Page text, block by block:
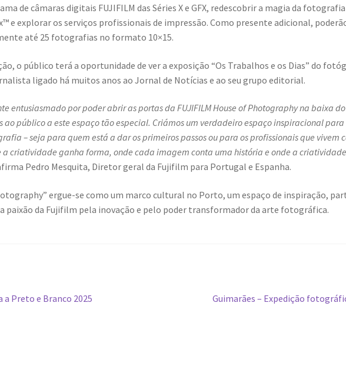
de câmaras digitais FUJIFILM das Séries X e GFX, redescobrir a magia da fotografia
e explorar os serviços profissionais de impressão. Como presente adicional,
até 25 fotografias no formato 10×15.
o público terá a oportunidade de ver a exposição “Os Trabalhos e os Dias” do
ligado há muitos anos ao Jornal de Notícias e ao seu grupo editorial.
entusiasmado por poder abrir as portas da FUJIFILM House of Photography na baixa do
ao público a este espaço tão especial. Criámos um verdadeiro espaço inspiracional para
– seja para quem está a dar os primeiros passos ou para os profissionais que vivem
a criatividade ganha forma, onde cada imagem conta uma história e onde a
Pedro Mesquita, Diretor geral da Fujifilm para Portugal e Espanha.
ergue-se como um marco cultural no Porto, um espaço de inspiração,
paixão da Fujifilm pela inovação e pelo poder transformador da arte fotográfica.
Preto e Branco 2025
Artigo
Guimarães – Expedição